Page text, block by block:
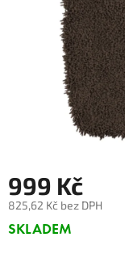
999 Kč
825,62 Kč bez DPH
Měrná
SKLADEM